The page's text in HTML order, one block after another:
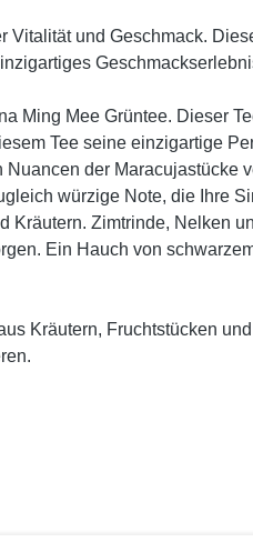
und Geschmack.
Ming Mee Grüntee. Dieser
Tee seine einzigartige
der Maracujastücke
würzige Note, die Ihre
Zimtrinde, Nelken
Ein Hauch von
Kräutern, Fruchtstücken